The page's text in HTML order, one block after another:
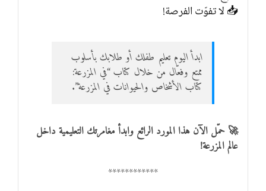
📥 لا تفوّت الفرصة!
ابدأ اليوم تعليم طفلك أو طلابك بأسلوب
ممتع وفعّال من خلال كتاب “في المزرعة:
كتاب الأشخاص والحيوانات في المزرعة”.
🚀 حمّل الآن هذا المورد الرائع وابدأ مغامرتك التعليمية داخل
عالم المزرعة!
************